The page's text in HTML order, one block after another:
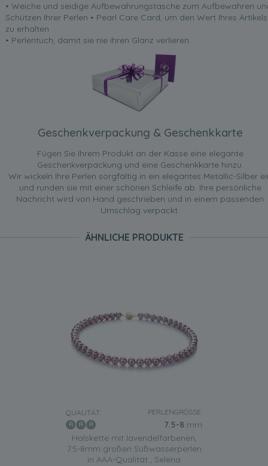
• Weiche und seidige Aufbewahrungstasche zum Aufbewahren
Schützen Ihrer Perlen • Pearl Care Card, um den Wert Ihres Artikels
zu erhalten
• Perlentuch, damit sie nie ihren Glanz verlieren.
Geschenkverpackung & Geschenkkarte
Fügen Sie Ihrem Produkt an der Kasse eine elegante
Geschenkverpackung und eine Geschenkkarte hinzu.
Wir wickeln Ihre Perlen sorgfältig in ein elegantes Metallic-Silber
und runden sie mit einer schönen Schleife ab. Ihre persönliche
Nachricht wird von Hand geschrieben und in einem passenden
Umschlag verpackt.
ÄHNLICHE PRODUKTE
QUALITÄT: PERLENGRÖSSE:
7.5-8 mm
Halskette mit lavendelfarbenen,
7.5-8mm großen Süßwasserperlen
in AAA-Qualität , Selena